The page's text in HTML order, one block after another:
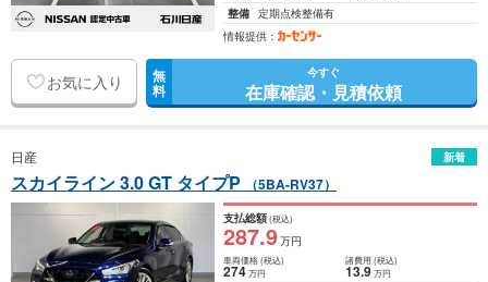
整備 定期点検整備有
情報提供：
お気に入り 無
料
今すぐ
在庫確認・見積依頼
日産 新着
スカイライン 3.0 GT タイプP （5BA-RV37）
支払総額(税込)
287.9万円
車両価格(税込)
274万円
諸費用 (税込)
13.9 万円